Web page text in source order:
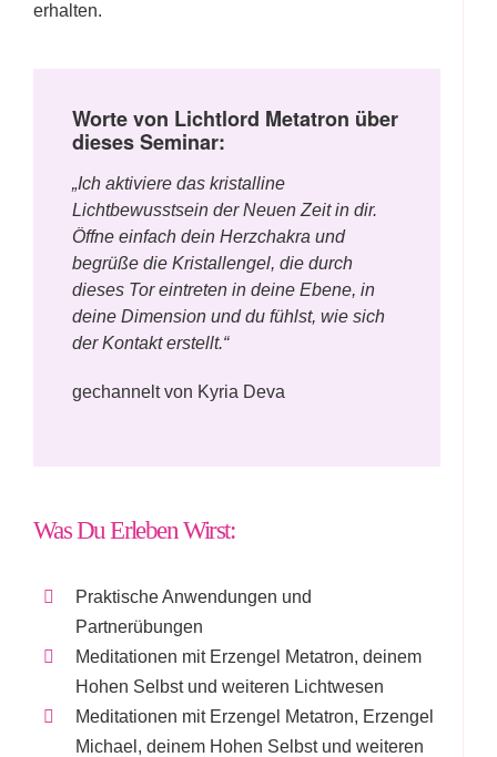
erhalten.
Worte von Lichtlord Metatron über
dieses Seminar:
„Ich aktiviere das kristalline
Lichtbewusstsein der Neuen Zeit in dir.
Öffne einfach dein Herzchakra und
begrüße die Kristallengel, die durch
dieses Tor eintreten in deine Ebene, in
deine Dimension und du fühlst, wie sich
der Kontakt erstellt.“
gechannelt von Kyria Deva
Was Du Erleben Wirst:
Praktische Anwendungen und
Partnerübungen
Meditationen mit Erzengel Metatron, deinem
Hohen Selbst und weiteren Lichtwesen
Meditationen mit Erzengel Metatron, Erzengel
Michael, deinem Hohen Selbst und weiteren